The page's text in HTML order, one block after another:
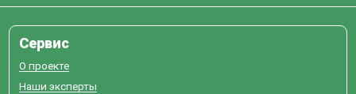
Сервис
О проекте
Наши эксперты